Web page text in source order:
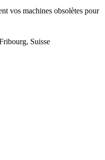
vos machines obsolètes pour
Suisse